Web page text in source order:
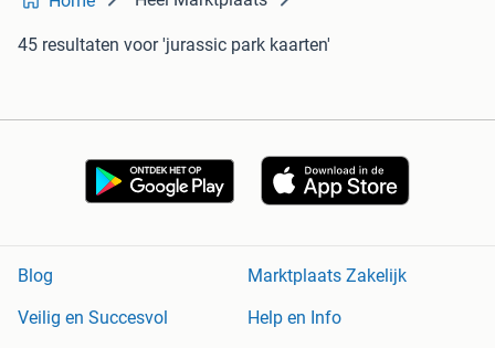
45 resultaten voor 'jurassic park kaarten'
Blog
Marktplaats Zakelijk
Veilig en Succesvol
Help en Info